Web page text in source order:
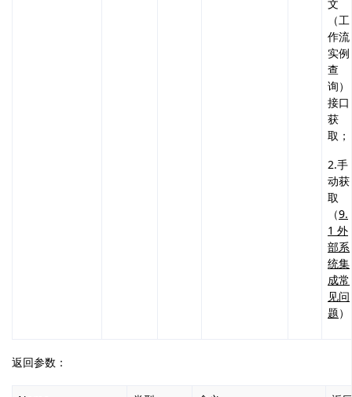
文
（工
作流
实例
查
询）
接口
获
取；
2.手
动获
取
（9.
1 外
部系
统集
成常
见问
题）
返回参数：